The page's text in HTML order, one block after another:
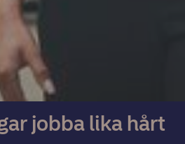
jobba lika hårt